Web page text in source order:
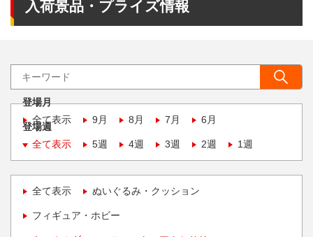
入荷景品・プライズ情報
登場月
全て表示
9月 8月 7月 6月
登場週
全て表示
5週 4週 3週 2週 1週
全て表示 ぬいぐるみ・クッション
フィギュア・ホビー